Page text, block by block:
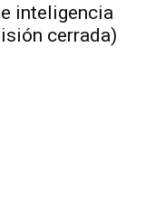
inteligencia
cerrada)